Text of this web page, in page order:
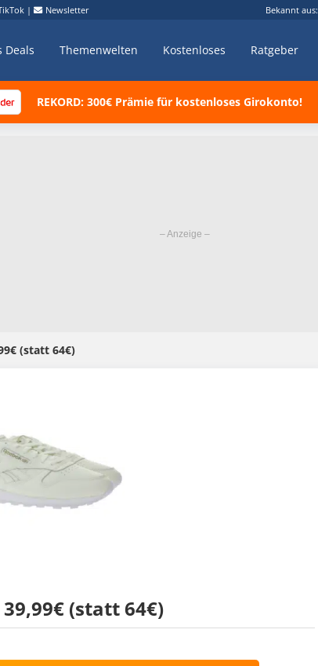
| Newsletter Bekannt aus:
Deals Themenwelten Kostenloses Ratgeber
REKORD: 300€ Prämie für kostenloses Girokonto!
(statt 64€)
(statt 64€)